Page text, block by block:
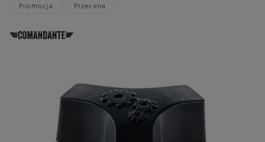
Promocja Przecena